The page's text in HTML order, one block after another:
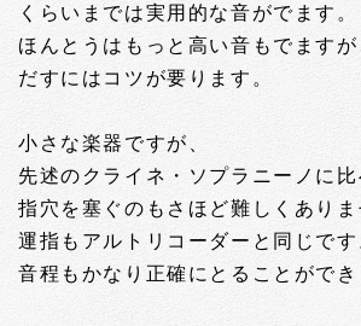
くらいまでは実用的な音がでます。
ほんとうはもっと高い音もでますが
だすにはコツが要ります。
小さな楽器ですが、
先述のクライネ・ソプラニーノに比
指穴を塞ぐのもさほど難しくありま
運指もアルトリコーダーと同じです
音程もかなり正確にとることができ